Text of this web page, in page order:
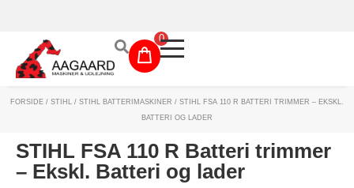
0
Maskinudlejning
Have- og parkmaskiner
Sikkerhed og tilbehør
FORSIDE / STIHL / STIHL BATTERIMASKINER / STIHL FSA 110 R BATTERI TRIMMER – EKSKL.
BATTERI OG LADER
STIHL FSA 110 R Batteri trimmer
– Ekskl. Batteri og lader